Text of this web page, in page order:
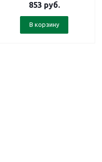
853 руб.
В корзину